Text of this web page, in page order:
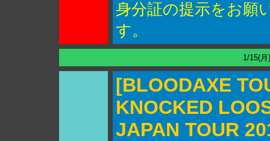
身分証の提示をお願
す。
1/15(月)
[BLOODAXE
KNOCKED
JAPAN TOUR